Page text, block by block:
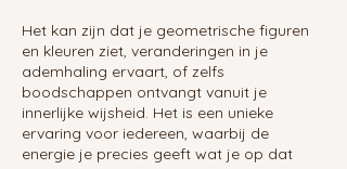
Het kan zijn dat je geometrische figuren
en kleuren ziet, veranderingen in je
ademhaling ervaart, of zelfs
boodschappen ontvangt vanuit je
innerlijke wijsheid. Het is een unieke
ervaring voor iedereen, waarbij de
energie je precies geeft wat je op dat